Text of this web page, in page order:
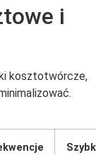
i
kosztotwórcze,